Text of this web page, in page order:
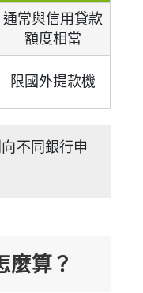
通常與信用貸款
額度相當
限國外提款機
不同銀行申
麼算？